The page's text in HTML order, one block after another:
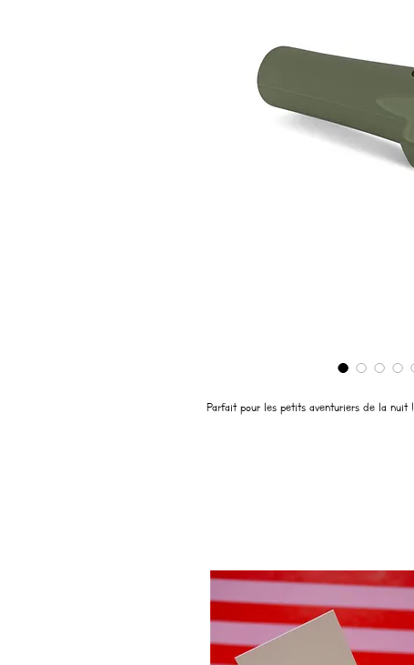
Parfait pour les petits aventuriers de la nuit !